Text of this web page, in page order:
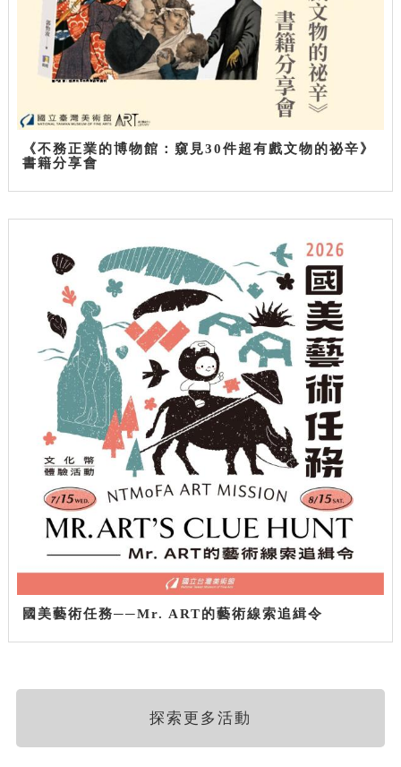
《不務正業的博物館：窺見30件超有戲文物的祕辛》
書籍分享會
國美藝術任務──Mr. ART的藝術線索追緝令
探索更多活動